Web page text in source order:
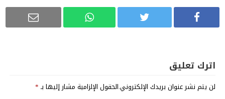
اترك تعليق
لن يتم نشر عنوان بريدك الإلكتروني.الحقول الإلزامية مشار إليها بـ*